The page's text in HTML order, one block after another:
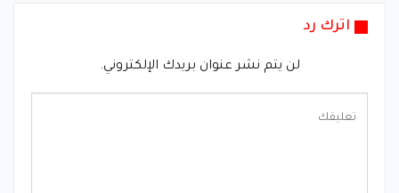
اترك رد
لن يتم نشر عنوان بريدك الإلكتروني.